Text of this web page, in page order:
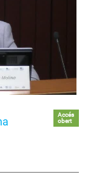
Accés
obert